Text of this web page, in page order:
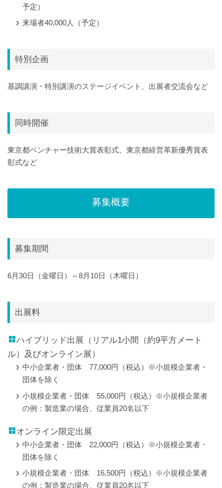
予定）
来場者40,000人（予定）
特別企画
基調講演・特別講演のステージイベント、出展者交流会など
同時開催
東京都ベンチャー技術大賞表彰式、東京都経営革新優秀賞表
彰式など
募集概要
募集期間
6月30日（金曜日）～8月10日（木曜日）
出展料
ハイブリッド出展（リアル1小間（約9平方メート
ル）及びオンライン展）
中小企業者・団体 77,000円（税込）※小規模企業者・
団体を除く
小規模企業者・団体 55,000円（税込）※小規模企業者
の例：製造業の場合、従業員20名以下
オンライン限定出展
中小企業者・団体 22,000円（税込）※小規模企業者・
団体を除く
小規模企業者・団体 16,500円（税込）※小規模企業者
の例：製造業の場合、従業員20名以下